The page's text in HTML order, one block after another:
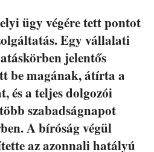
ügy végére tett pontot
Egy vállalati
jelentős
be magának, átírta a
és a teljes dolgozói
szabadságnapot
A bíróság végül
az azonnali hatályú